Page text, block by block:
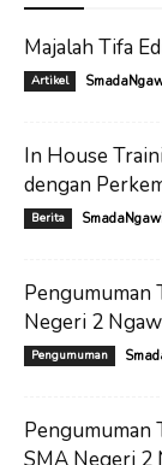
Majalah Tifa
Artikel
In House
dengan
Berita
Pengumuman
Negeri 2
Pengumuman
Pengumuman
SMA Negeri 2